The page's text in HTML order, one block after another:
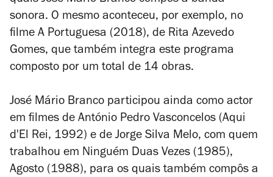
sonora. O mesmo aconteceu, por exemplo, no
filme A Portuguesa (2018), de Rita Azevedo
Gomes, que também integra este programa
composto por um total de 14 obras.
José Mário Branco participou ainda como actor
em filmes de António Pedro Vasconcelos (Aqui
d'El Rei, 1992) e de Jorge Silva Melo, com quem
trabalhou em Ninguém Duas Vezes (1985),
Agosto (1988), para os quais também compôs a